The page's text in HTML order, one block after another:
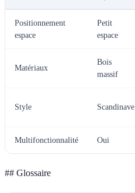
Positionnement
espace
Petit
espace
Matériaux
Bois
massif
Style Scandinave
Multifonctionnalité Oui
## Glossaire